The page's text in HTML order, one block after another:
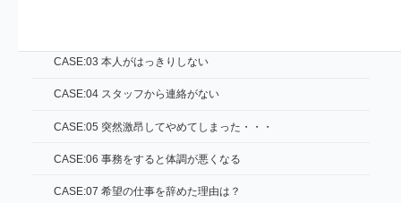
CASE:03 本人がはっきりしない
CASE:04 スタッフから連絡がない
CASE:05 突然激昂してやめてしまった・・・
CASE:06 事務をすると体調が悪くなる
CASE:07 希望の仕事を辞めた理由は？